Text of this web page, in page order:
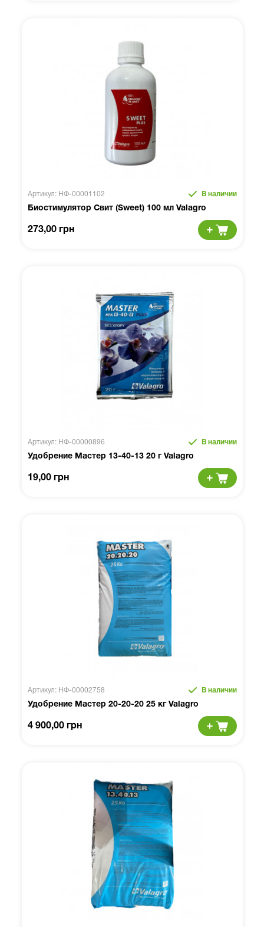
Артикул: НФ-00001102 В наличии
Биостимулятор Свит (Sweet) 100 мл Valagro
273,00 грн
Артикул: НФ-00000896 В наличии
Удобрение Мастер 13-40-13 20 г Valagro
19,00 грн
Артикул: НФ-00002758 В наличии
Удобрение Мастер 20-20-20 25 кг Valagro
4 900,00 грн